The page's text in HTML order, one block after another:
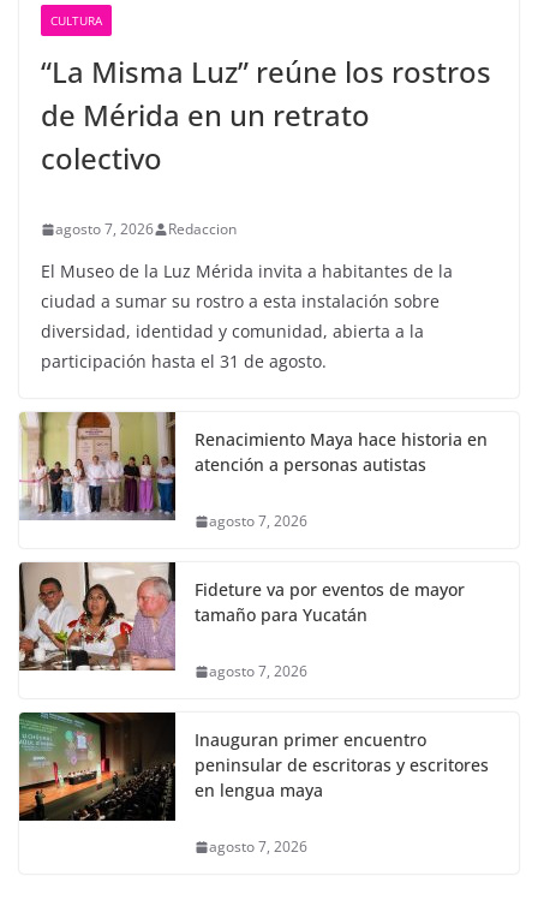
CULTURA
“La Misma Luz” reúne los rostros
de Mérida en un retrato
colectivo
agosto 7, 2026 Redaccion
El Museo de la Luz Mérida invita a habitantes de la
ciudad a sumar su rostro a esta instalación sobre
diversidad, identidad y comunidad, abierta a la
participación hasta el 31 de agosto.
Renacimiento Maya hace historia en
atención a personas autistas
agosto 7, 2026
Fideture va por eventos de mayor
tamaño para Yucatán
agosto 7, 2026
Inauguran primer encuentro
peninsular de escritoras y escritores
en lengua maya
agosto 7, 2026